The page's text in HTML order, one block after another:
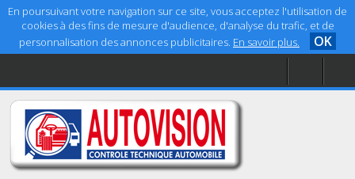
En poursuivant votre navigation sur ce site, vous acceptez l'utilisation de
cookies à des fins de mesure d'audience, d'analyse du trafic, et de
personnalisation des annonces publicitaires. En savoir plus. OK
Accueil
Aide
Mentions légales